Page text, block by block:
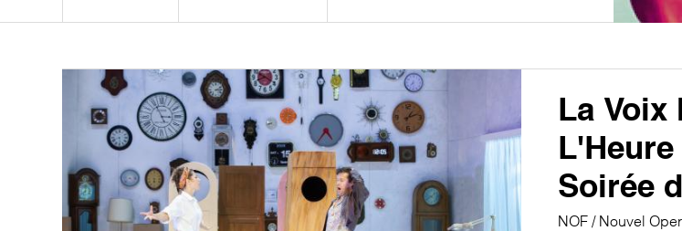
La Voix
Soirée
NOF / Nouvel